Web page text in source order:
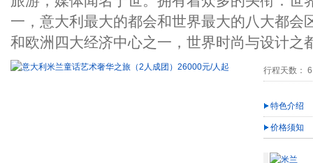
一，意大利最大的都会和世界最大的八大都会
和欧洲四大经济中心之一，世界时尚与设计
行程天数：
特色介绍
价格须知